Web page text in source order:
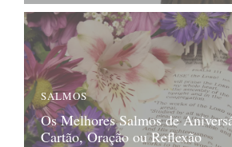
SALMOS
Os Melhores Salmos de
Cartão, Oração ou Reflexão